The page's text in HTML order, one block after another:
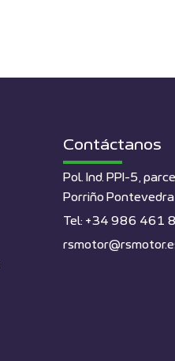
Contáctanos
Pol. Ind. PPI-5,
Porriño
Tel: +34 986 461